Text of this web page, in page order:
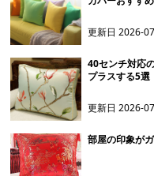
更新日2026-
40センチ対応
プラスする5選
更新日2026-
部屋の印象が